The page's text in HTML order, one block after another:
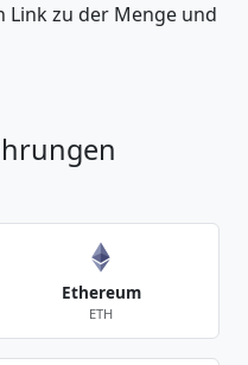
zu der Menge und
Ethereum
ETH